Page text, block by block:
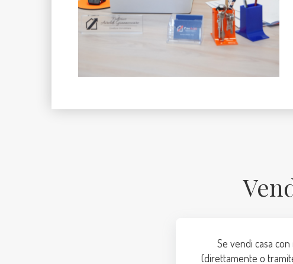
Se vendi casa
(direttamente o